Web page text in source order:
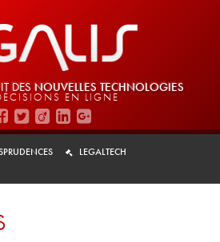
DES NOUVELLES TECHNOLOGIES
EN LIGNE
LEGALTECH